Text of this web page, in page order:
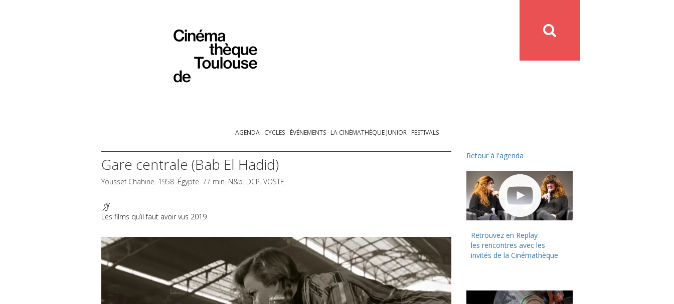
AGENDA CYCLES ÉVÉNEMENTS LA CINÉMATHÈQUE JUNIOR FESTIVALS
Gare centrale (Bab El Hadid)
Youssef Chahine. 1958. Égypte. 77 min. N&b. DCP. VOSTF.
Les films qu’il faut avoir vus 2019
Retour à l'agenda
Retrouvez en Replay
les rencontres avec les
invités de la Cinémathèque